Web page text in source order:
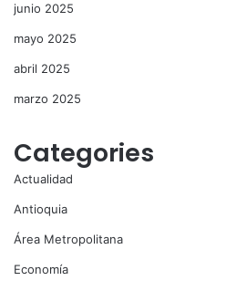
junio 2025
mayo 2025
abril 2025
marzo 2025
Categories
Actualidad
Antioquia
Área Metropolitana
Economía